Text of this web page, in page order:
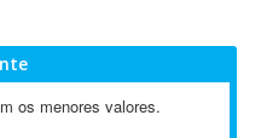
os menores valores.